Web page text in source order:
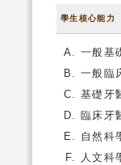
學生核心能力
一般基
一般臨
基礎牙
臨床牙
自然科
人文科